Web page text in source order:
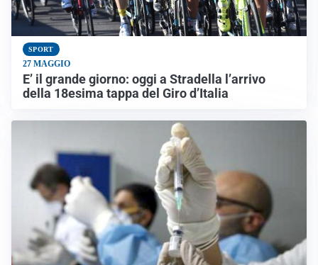
SPORT
27 MAGGIO
E’ il grande giorno: oggi a Stradella l’arrivo
della 18esima tappa del Giro d’Italia